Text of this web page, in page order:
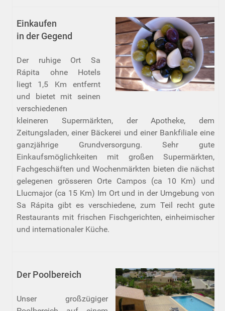
Einkaufen
in der Gegend
Der ruhige Ort Sa
Rápita ohne Hotels
liegt 1,5 Km entfernt
und bietet mit seinen
verschiedenen
kleineren Supermärkten, der Apotheke, dem
Zeitungsladen, einer Bäckerei und einer Bankfiliale eine
ganzjährige Grundversorgung. Sehr gute
Einkaufsmöglichkeiten mit großen Supermärkten,
Fachgeschäften und Wochenmärkten bieten die nächst
gelegenen grösseren Orte Campos (ca 10 Km) und
Llucmajor (ca 15 Km) Im Ort und in der Umgebung von
Sa Rápita gibt es verschiedene, zum Teil recht gute
Restaurants mit frischen Fischgerichten, einheimischer
und internationaler Küche.
Der Poolbereich
Unser großzügiger